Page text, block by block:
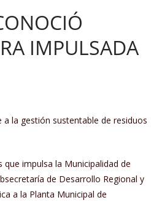
IMPULSADA
la gestión sustentable de residuos
impulsa la Municipalidad de
de Desarrollo Regional y
a la Planta Municipal de